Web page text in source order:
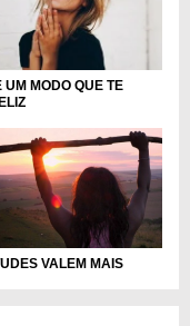
UM MODO QUE TE
VALEM MAIS